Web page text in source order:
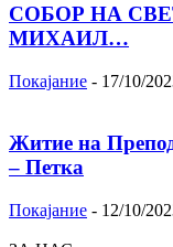
СОБОР НА
МИХАИЛ…
Покајание - 17/10/
Житие на
– Петка
Покајание - 12/10/